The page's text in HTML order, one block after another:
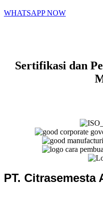
WHATSAPP NOW
Sertifikasi dan
PT. Citrasemesta